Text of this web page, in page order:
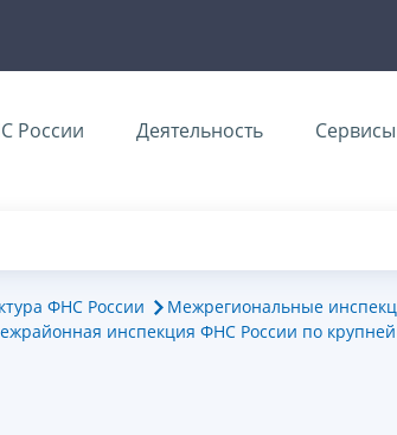
России Деятельность Сервисы
ФНС России
Межрегиональные
инспекция ФНС России по